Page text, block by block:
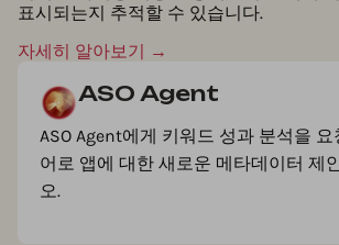
표시되는지 추적할 수 있습니다.
자세히 알아보기 →
ASO Agent
ASO Agent에게 키워드 성과 분석을
어로 앱에 대한 새로운 메타데이터 제
오.